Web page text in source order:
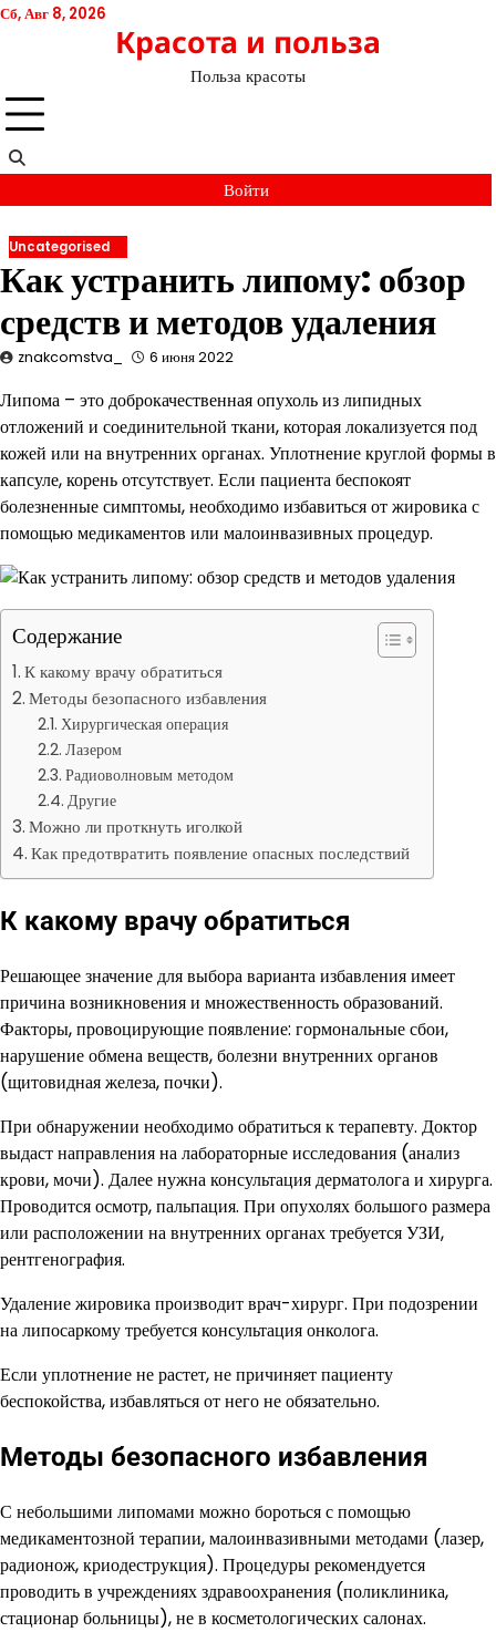
Перейти
Сб, Авг 8, 2026
Красота и польза
Польза красоты
Войти
Uncategorised
Как устранить липому: обзор
средств и методов удаления
znakcomstva_ 6 июня 2022
Липома – это доброкачественная опухоль из липидных
отложений и соединительной ткани, которая локализуется под
кожей или на внутренних органах. Уплотнение круглой формы в
капсуле, корень отсутствует. Если пациента беспокоят
болезненные симптомы, необходимо избавиться от жировика с
помощью медикаментов или малоинвазивных процедур.
Содержание
К какому врачу обратиться
Методы безопасного избавления
Хирургическая операция
Лазером
Радиоволновым методом
Другие
Можно ли проткнуть иголкой
Как предотвратить появление опасных последствий
К какому врачу обратиться
Решающее значение для выбора варианта избавления имеет
причина возникновения и множественность образований.
Факторы, провоцирующие появление: гормональные сбои,
нарушение обмена веществ, болезни внутренних органов
(щитовидная железа, почки).
При обнаружении необходимо обратиться к терапевту. Доктор
выдаст направления на лабораторные исследования (анализ
крови, мочи). Далее нужна консультация дерматолога и хирурга.
Проводится осмотр, пальпация. При опухолях большого размера
или расположении на внутренних органах требуется УЗИ,
рентгенография.
Удаление жировика производит врач-хирург. При подозрении
на липосаркому требуется консультация онколога.
Если уплотнение не растет, не причиняет пациенту
беспокойства, избавляться от него не обязательно.
Методы безопасного избавления
С небольшими липомами можно бороться с помощью
медикаментозной терапии, малоинвазивными методами (лазер,
радионож, криодеструкция). Процедуры рекомендуется
проводить в учреждениях здравоохранения (поликлиника,
стационар больницы), не в косметологических салонах.